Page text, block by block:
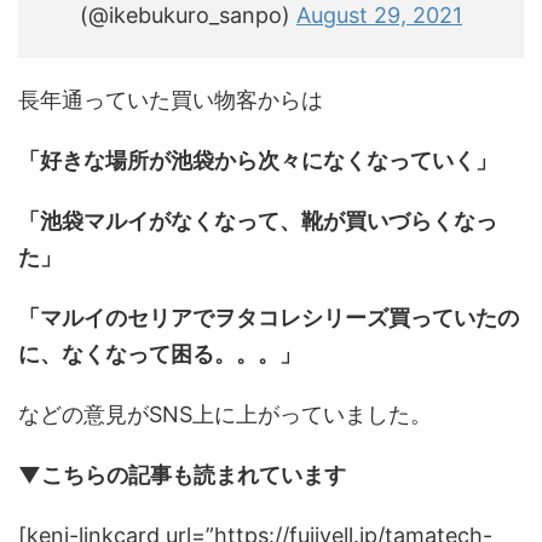
(@ikebukuro_sanpo) August 29, 2021
長年通っていた買い物客からは
「好きな場所が池袋から次々になくなっていく」
「池袋マルイがなくなって、靴が買いづらくなっ
た」
「マルイのセリアでヲタコレシリーズ買っていたの
に、なくなって困る。。。」
などの意見がSNS上に上がっていました。
▼こちらの記事も読まれています
[keni-linkcard url=”https://fujiyell.jp/tamatech-